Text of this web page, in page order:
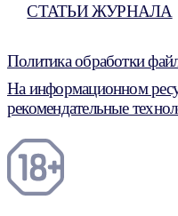
СТАТЬИ ЖУРНАЛА
Политика обработки
На информационном
рекомендательные